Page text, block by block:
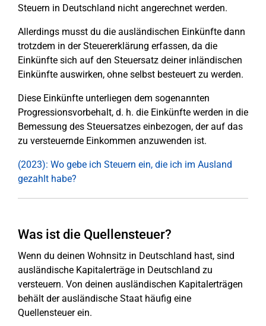
Steuern in Deutschland nicht angerechnet werden.
Allerdings musst du die ausländischen Einkünfte dann
trotzdem in der Steuererklärung erfassen, da die
Einkünfte sich auf den Steuersatz deiner inländischen
Einkünfte auswirken, ohne selbst besteuert zu werden.
Diese Einkünfte unterliegen dem sogenannten
Progressionsvorbehalt, d. h. die Einkünfte werden in die
Bemessung des Steuersatzes einbezogen, der auf das
zu versteuernde Einkommen anzuwenden ist.
(2023): Wo gebe ich Steuern ein, die ich im Ausland
gezahlt habe?
Was ist die Quellensteuer?
Wenn du deinen Wohnsitz in Deutschland hast, sind
ausländische Kapitalerträge in Deutschland zu
versteuern. Von deinen ausländischen Kapitalerträgen
behält der ausländische Staat häufig eine
Quellensteuer ein.